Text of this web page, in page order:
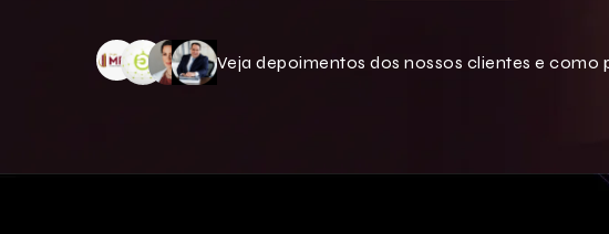
Veja depoimentos dos nossos clientes e como